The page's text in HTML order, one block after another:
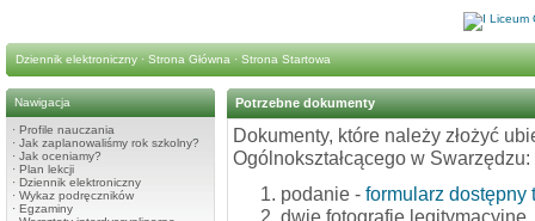
Dziennik elektroniczny · Strona Główna · Strona Startowa
Nawigacja
· Profile nauczania
· Jak zaplanowaliśmy rok szkolny?
· Jak oceniamy?
· Plan lekcji
· Dziennik elektroniczny
· Wykaz podręczników
· Egzaminy
Potrzebne dokumenty
Dokumenty, które należy złożyć
Ogólnokształcącego w Swarzędzu:
podanie - formularz dostępny
dwie fotografie legitymacyjne,